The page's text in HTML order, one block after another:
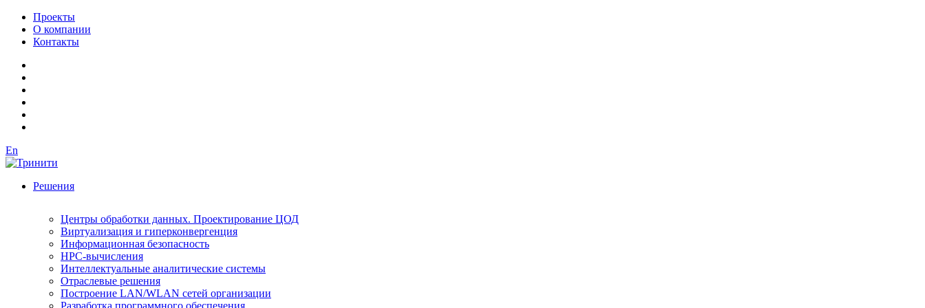
Проекты
О компании
Контакты
En
Решения
Центры обработки данных. Проектирование ЦОД
Виртуализация и гиперконвергенция
Информационная безопасность
HPC-вычисления
Интеллектуальные аналитические системы
Отраслевые решения
Построение LAN/WLAN сетей организации
Разработка программного обеспечения